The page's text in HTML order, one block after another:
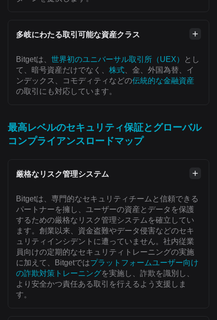
多岐にわたる取引可能な資産クラス
Bitgetは、 世界初のユニバーサル取引所（UEX）
とし
て、暗号資産だけでなく、 株式 、金、外国為替、イ
ンデックス、コモディティなどの伝統的な金融資産
の取引にも対応しています。
最高レベルのセキュリティ保証とグローバル
コンプライアンスロードマップ
厳格なリスク管理システム
Bitgetは、専門的なセキュリティチームと信頼できる
パートナーを擁し、ユーザーの資産とデータを保護
するための厳格なリスク管理システムを確立してい
ます。創業以来、資金盗難やデータ侵害などのセキ
ュリティインシデントに遭っていません。社内従業
員向けの定期的なセキュリティトレーニングの実施
に加えて、Bitgetではプラットフォームユーザー向け
の詐欺対策トレーニングを実施し、詐欺を識別し、
より安全かつ責任ある取引を行えるよう支援しま
す。